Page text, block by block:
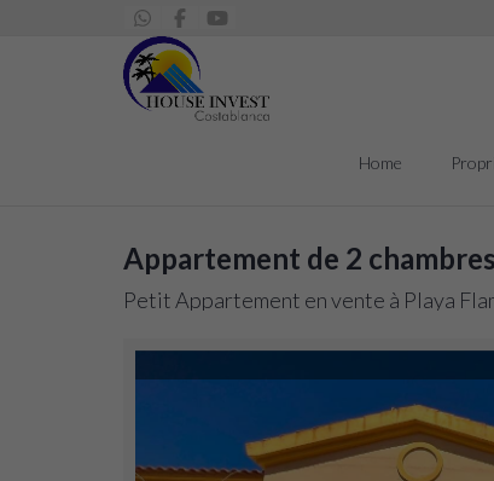
Home
Appartement de 2
Petit Appartement en vente à Playa